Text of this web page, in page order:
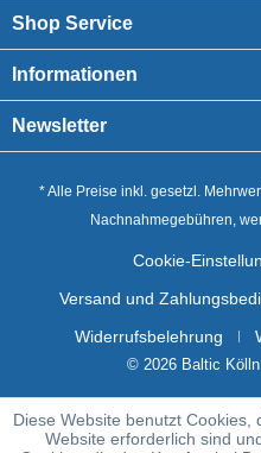
Shop Service
Informationen
Newsletter
* Alle Preise inkl. gesetzl.
Nachnahmegebühren,
Cookie-
Versand und
Widerrufsbelehrung
© 2026 Baltic
Diese Website benutzt
Website erforderlich sind